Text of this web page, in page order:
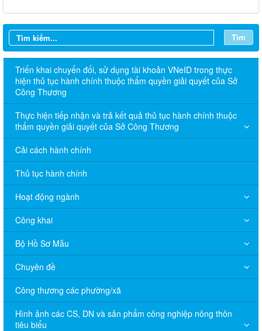
Tìm
Triển khai chuyển đổi, sử dụng tài khoản VNeID trong thực
hiện thủ tục hành chính thuộc thẩm quyền giải quyết của Sở
Công Thương
Thực hiện tiếp nhận và trả kết quả thủ tục hành chính thuộc
thẩm quyền giải quyết của Sở Công Thương
Cải cách hành chính
Thủ tục hành chính
Hoạt động ngành
Công khai
Bộ Hồ Sơ Mẫu
Chuyên đề
Công thương các phường/xã
Hình ảnh các CS, DN và sản phẩm công nghiệp nông thôn
tiêu biểu